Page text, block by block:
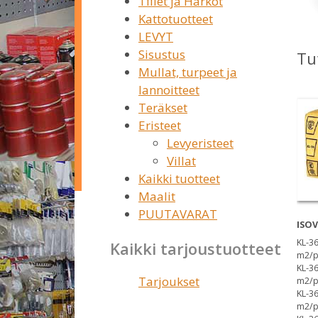
KL-
m2/
KL-
m2/
KL-
m2/
Kattotuotteet
LEVYT
Sisustus
Mullat, turpeet ja
lannoitteet
Teräkset
Eristeet
Levyeristeet
Villat
Kaikki tuotteet
Maalit
PUUTAVARAT
Kaikki tarjoustuotteet
Tarjoukset